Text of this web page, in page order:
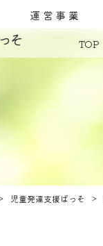
運営事業
そ TOP
児童発達支援ぱっそ